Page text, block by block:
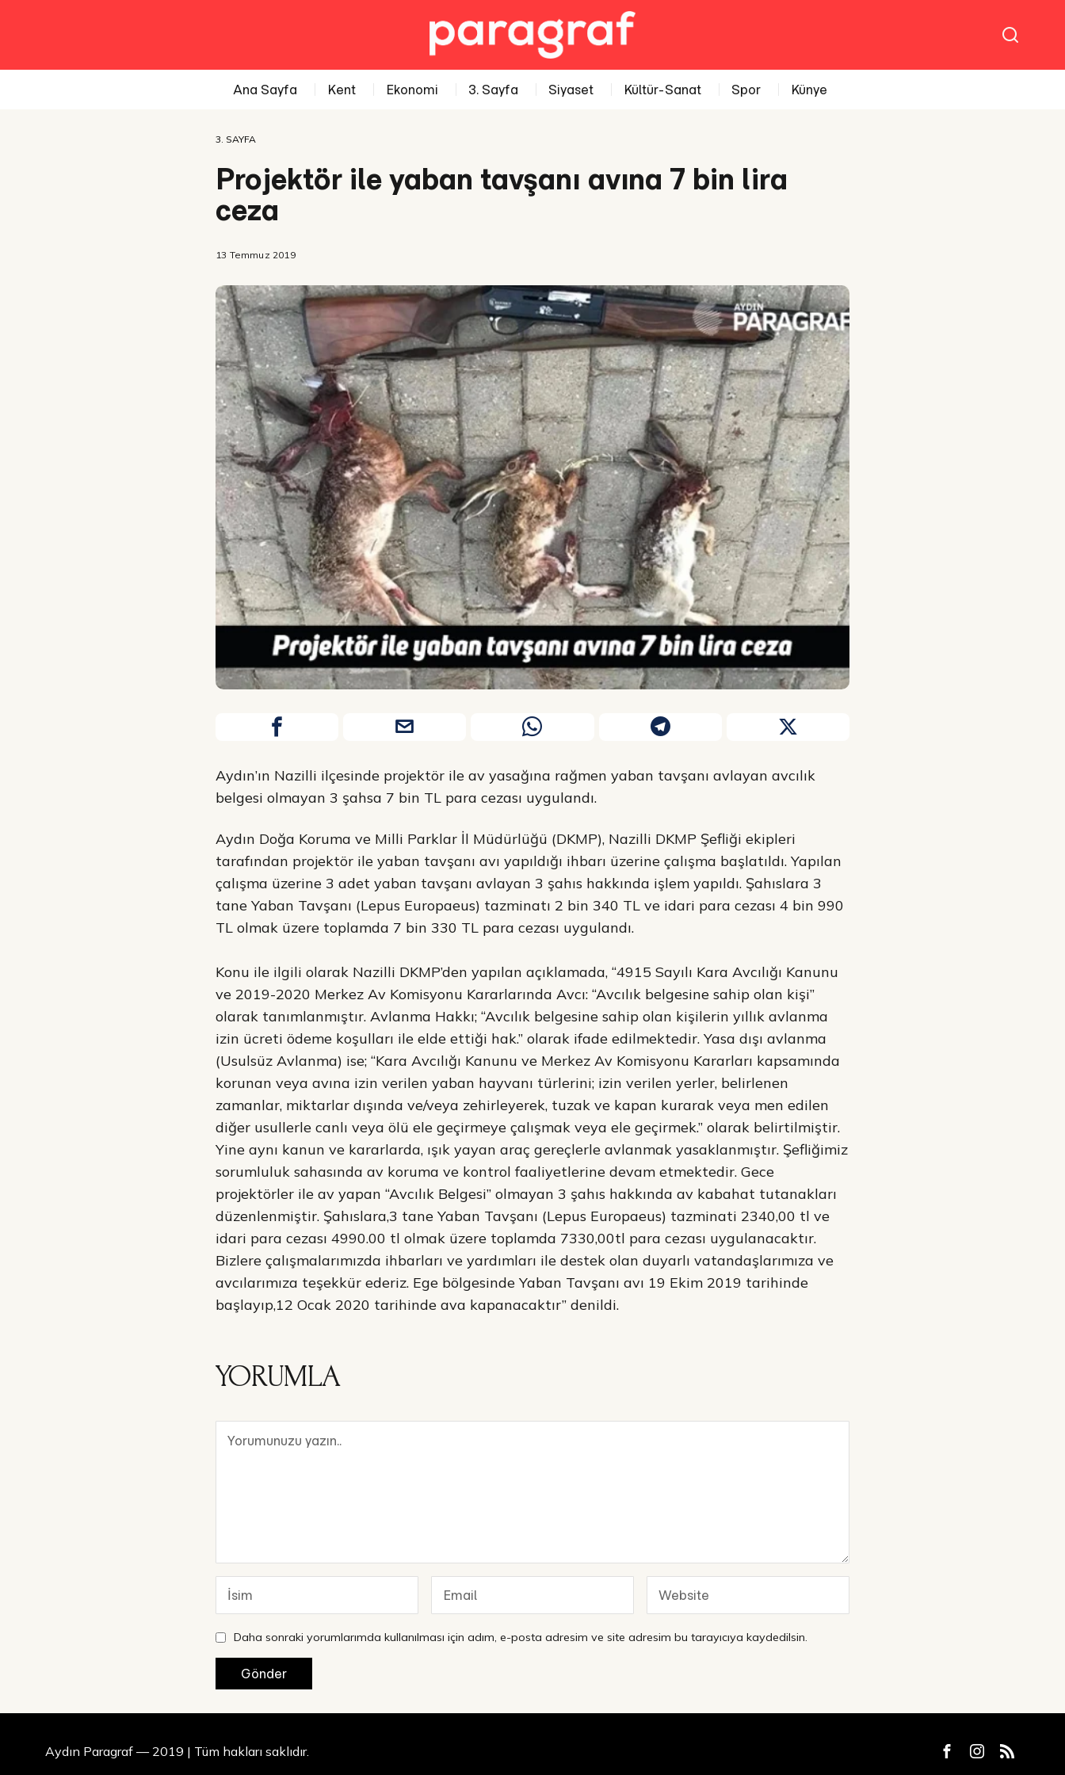
Ana Sayfa Kent Ekonomi 3. Sayfa Siyaset Kültür-Sanat Spor Künye
3. SAYFA
Projektör ile yaban tavşanı avına 7 bin lira
ceza
13 Temmuz 2019
Aydın’ın Nazilli ilçesinde projektör ile av yasağına rağmen yaban tavşanı avlayan avcılık
belgesi olmayan 3 şahsa 7 bin TL para cezası uygulandı.
Aydın Doğa Koruma ve Milli Parklar İl Müdürlüğü (DKMP), Nazilli DKMP Şefliği ekipleri
tarafından projektör ile yaban tavşanı avı yapıldığı ihbarı üzerine çalışma başlatıldı. Yapılan
çalışma üzerine 3 adet yaban tavşanı avlayan 3 şahıs hakkında işlem yapıldı. Şahıslara 3
tane Yaban Tavşanı (Lepus Europaeus) tazminatı 2 bin 340 TL ve idari para cezası 4 bin 990
TL olmak üzere toplamda 7 bin 330 TL para cezası uygulandı.
Konu ile ilgili olarak Nazilli DKMP’den yapılan açıklamada, “4915 Sayılı Kara Avcılığı Kanunu
ve 2019-2020 Merkez Av Komisyonu Kararlarında Avcı: “Avcılık belgesine sahip olan kişi”
olarak tanımlanmıştır. Avlanma Hakkı; “Avcılık belgesine sahip olan kişilerin yıllık avlanma
izin ücreti ödeme koşulları ile elde ettiği hak.” olarak ifade edilmektedir. Yasa dışı avlanma
(Usulsüz Avlanma) ise; “Kara Avcılığı Kanunu ve Merkez Av Komisyonu Kararları kapsamında
korunan veya avına izin verilen yaban hayvanı türlerini; izin verilen yerler, belirlenen
zamanlar, miktarlar dışında ve/veya zehirleyerek, tuzak ve kapan kurarak veya men edilen
diğer usullerle canlı veya ölü ele geçirmeye çalışmak veya ele geçirmek.” olarak belirtilmiştir.
Yine aynı kanun ve kararlarda, ışık yayan araç gereçlerle avlanmak yasaklanmıştır. Şefliğimiz
sorumluluk sahasında av koruma ve kontrol faaliyetlerine devam etmektedir. Gece
projektörler ile av yapan “Avcılık Belgesi” olmayan 3 şahıs hakkında av kabahat tutanakları
düzenlenmiştir. Şahıslara,3 tane Yaban Tavşanı (Lepus Europaeus) tazminati 2340,00 tl ve
idari para cezası 4990.00 tl olmak üzere toplamda 7330,00tl para cezası uygulanacaktır.
Bizlere çalışmalarımızda ihbarları ve yardımları ile destek olan duyarlı vatandaşlarımıza ve
avcılarımıza teşekkür ederiz. Ege bölgesinde Yaban Tavşanı avı 19 Ekim 2019 tarihinde
başlayıp,12 Ocak 2020 tarihinde ava kapanacaktır” denildi.
YORUMLA
Daha sonraki yorumlarımda kullanılması için adım, e-posta adresim ve site adresim bu tarayıcıya kaydedilsin.
Aydın Paragraf — 2019 | Tüm hakları saklıdır.